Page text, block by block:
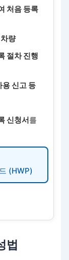
처음 등록
량
절차 진행
용 신고 등
신청서를
(HWP)
법